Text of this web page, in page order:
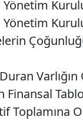
Varlığın
Finansal
Toplamına